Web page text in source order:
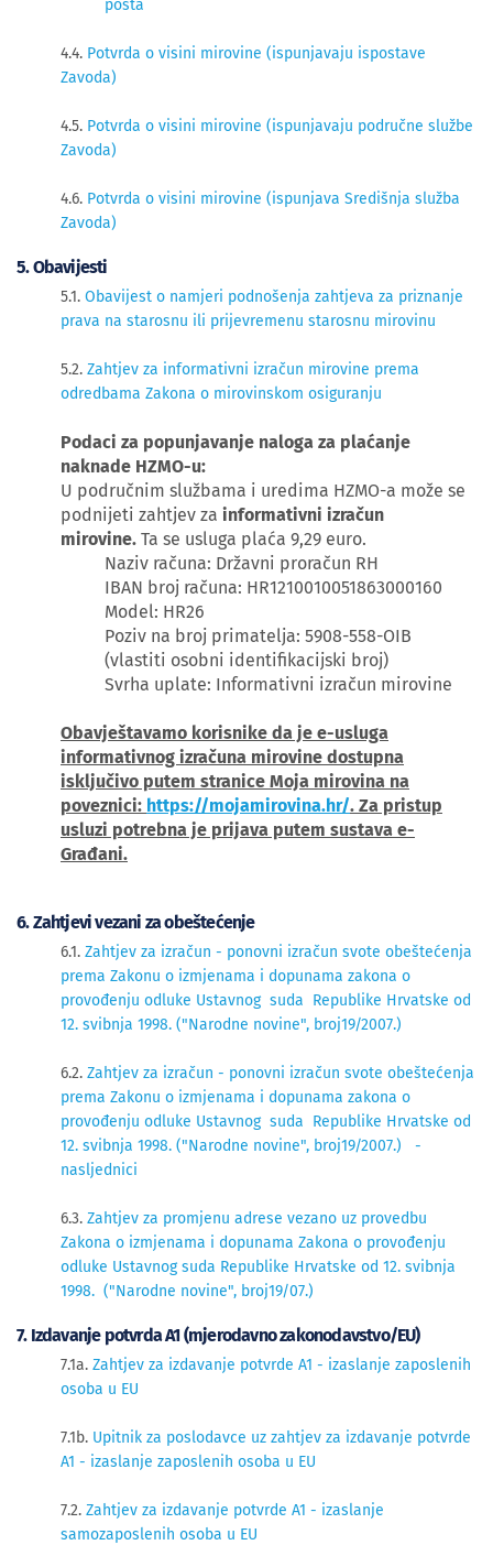
posta
4.4. Potvrda o visini mirovine (ispunjavaju ispostave
Zavoda)
4.5. Potvrda o visini mirovine (ispunjavaju područne službe
Zavoda)
4.6. Potvrda o visini mirovine (ispunjava Središnja služba
Zavoda)
​5. Obavijesti
5.1. Obavijest o namjeri podnošenja zahtjeva za priznanje
prava na starosnu ili prijevremenu starosnu mirovinu
5.2. Zahtjev za informativni izračun mirovine prema
odredbama Zakona o mirovinskom osiguranju
Podaci za popunjavanje naloga za plaćanje
naknade HZMO-u:
U područnim službama i uredima HZMO-a može se
podnijeti zahtjev za informativni izračun
mirovine. Ta se usluga plaća 9,29 euro.
Naziv računa: Državni proračun RH
IBAN broj računa: HR1210010051863000160
Model: HR26
Poziv na broj primatelja: 5908-558-OIB
(vlastiti osobni identifikacijski broj)
Svrha uplate: Informativni izračun mirovine
Obavještavamo korisnike da je e-usluga
informativnog izračuna mirovine dostupna
isključivo putem stranice Moja mirovina na
poveznici: https://mojamirovina.hr/. Za pristup
usluzi potrebna je prijava putem sustava e-
Građani.
6. Zahtjevi vezani za obeštećenje
6.1. Zahtjev za izračun - ponovni izračun svote obeštećenja
prema Zakonu o izmjenama i dopunama zakona o
provođenju odluke Ustavnog suda Republike Hrvatske od
12. svibnja 1998. ("Narodne novine", broj19/2007.)
6.2. Zahtjev za izračun - ponovni izračun svote obeštećenja
prema Zakonu o izmjenama i dopunama zakona o
provođenju odluke Ustavnog suda Republike Hrvatske od
12. svibnja 1998. ("Narodne novine", broj19/2007.) -
nasljednici
6.3. Zahtjev za promjenu adrese vezano uz provedbu
Zakona o izmjenama i dopunama Zakona o provođenju
odluke Ustavnog suda Republike Hrvatske od 12. svibnja
1998. ("Narodne novine", broj19/07.)
7. Izdavanje potvrda A1 (mjerodavno zakonodavstvo/EU)
7.1a. Zahtjev za izdavanje potvrde A1 - izaslanje zaposlenih
osoba u EU
7.1b. Upitnik za poslodavce uz zahtjev za izdavanje potvrde
A1 - izaslanje zaposlenih osoba u EU
7.2. Zahtjev za izdavanje potvrde A1 - izaslanje
samozaposlenih osoba u EU